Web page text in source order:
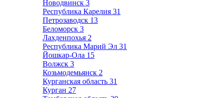
Новодвинск 3
Республика Карелия 31
Петрозаводск 13
Беломорск 3
Лахденпохья 2
Республика Марий Эл 31
Йошкар-Ола 15
Волжск 3
Козьмодемьянск 2
Курганская область 31
Курган 27